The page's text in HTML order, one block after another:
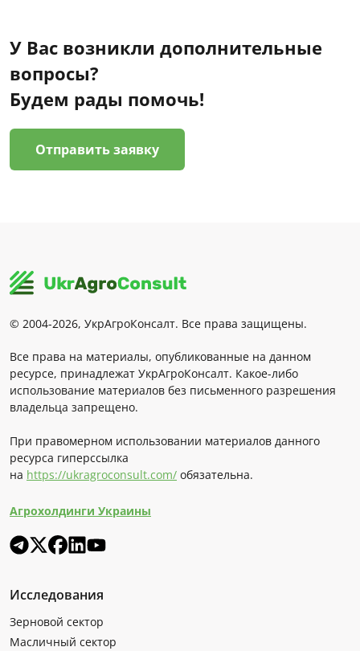
У Вас возникли дополнительные
вопросы?
Будем рады помочь!
Отправить заявку
© 2004-2026, УкрАгроКонсалт. Все права защищены.
Все права на материалы, опубликованные на данном
ресурсе, принадлежат УкрАгроКонсалт. Какое-либо
использование материалов без письменного разрешения
владельца запрещено.
При правомерном использовании материалов данного
ресурса гиперссылка
на https://ukragroconsult.com/ обязательна.
Агрохолдинги Украины
Исследования
Зерновой сектор
Масличный сектор